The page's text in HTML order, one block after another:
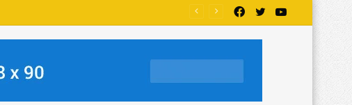
YouTube
Twitter
Facebook